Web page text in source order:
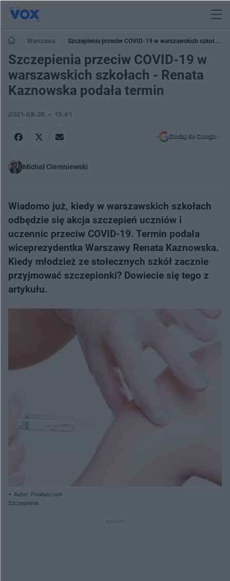
Warszawa
Szczepienia przeciw COVID-19 w warszawskich szkołach
- Renata Kaznowska podała termin
Szczepienia przeciw COVID-19 w
warszawskich szkołach - Renata
Kaznowska podała termin
2021-08-26 13:41
Dodaj do Google
Michał Ciemniewski
Wiadomo już, kiedy w warszawskich szkołach
odbędzie się akcja szczepień uczniów i
uczennic przeciw COVID-19. Termin podała
wiceprezydentka Warszawy Renata Kaznowska.
Kiedy młodzież ze stołecznych szkół zacznie
przyjmować szczepionki? Dowiecie się tego z
artykułu.
Autor: Pixabay.com
Szczepienie.